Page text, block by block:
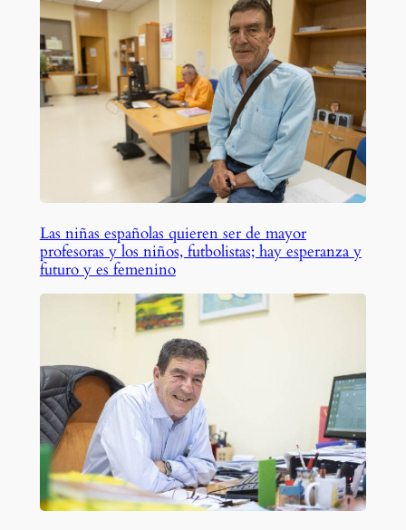
Las niñas españolas quieren ser de mayor
profesoras y los niños, futbolistas; hay esperanza y
futuro y es femenino